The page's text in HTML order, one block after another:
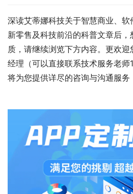
深读艾蒂娜科技关于智慧商业、
新零售及科技前沿的科普文章后
质，请继续浏览下方内容。更欢
经理（可以直接联系技术服务老
将为您提供详尽的咨询与沟通服务